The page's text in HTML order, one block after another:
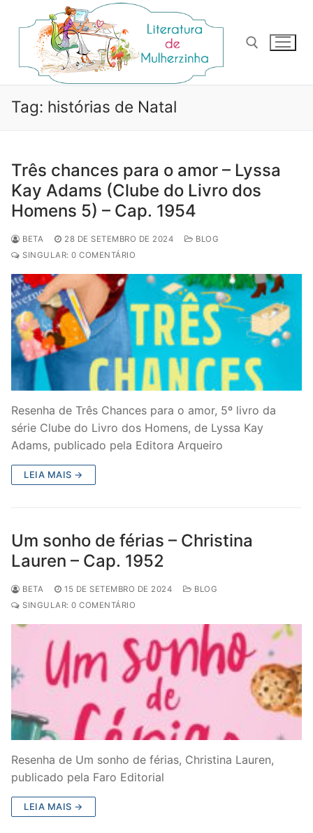
para
conteúdo
Pesquisar por:
Tag: histórias de Natal
Três chances para o amor – Lyssa
Kay Adams (Clube do Livro dos
Homens 5) – Cap. 1954
BETA 28 DE SETEMBRO DE 2024
BLOG
SINGULAR: 0 COMENTÁRIO
Resenha de Três Chances para o amor, 5º livro da
série Clube do Livro dos Homens, de Lyssa Kay
Adams, publicado pela Editora Arqueiro
LEIA MAIS →
Um sonho de férias – Christina
Lauren – Cap. 1952
BETA 15 DE SETEMBRO DE 2024
BLOG
SINGULAR: 0 COMENTÁRIO
Resenha de Um sonho de férias, Christina Lauren,
publicado pela Faro Editorial
LEIA MAIS →